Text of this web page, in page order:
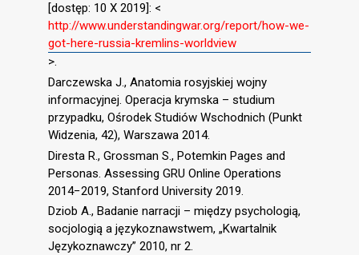
[dostęp: 10 X 2019]: <
http://www.understandingwar.org/report/how-we-
got-here-russia-kremlins-worldview
>.
Darczewska J., Anatomia rosyjskiej wojny
informacyjnej. Operacja krymska – studium
przypadku, Ośrodek Studiów Wschodnich (Punkt
Widzenia, 42), Warszawa 2014.
Diresta R., Grossman S., Potemkin Pages and
Personas. Assessing GRU Online Operations
2014−2019, Stanford University 2019.
Dziob A., Badanie narracji – między psychologią,
socjologią a językoznawstwem, „Kwartalnik
Językoznawczy” 2010, nr 2.